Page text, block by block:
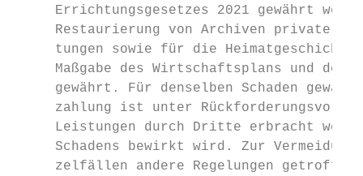
Errichtungsgesetzes 2021 gewährt
Restaurierung von Archiven privater
tungen sowie für die
Maßgabe des Wirtschaftsplans und der
gewährt. Für denselben Schaden
zahlung ist unter
Leistungen durch Dritte erbracht
Schadens bewirkt wird. Zur
zelfällen andere Regelungen getroffen